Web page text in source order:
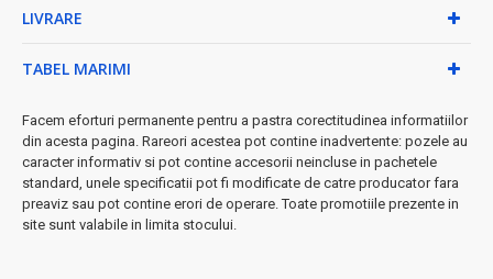
îndelungată
Putere optimă 40W
- consum eficient, rezultate
profesionale
•Tensiune universală 110-240V- perfect pentru călătorii
➤ Conținutul pachetului:
Ondulator cu clips, manual în română și certificat de garanție.
LIVRARE
TABEL MARIMI
Facem eforturi permanente pentru a pastra corectitudinea informatiilor
din acesta pagina. Rareori acestea pot contine inadvertente: pozele au
caracter informativ si pot contine accesorii neincluse in pachetele
standard, unele specificatii pot fi modificate de catre producator fara
preaviz sau pot contine erori de operare. Toate promotiile prezente in
site sunt valabile in limita stocului.